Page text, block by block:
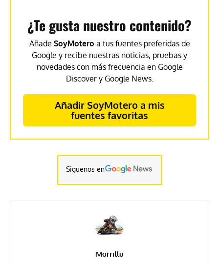
¿Te gusta nuestro contenido?
Añade SoyMotero a tus fuentes preferidas de
Google y recibe nuestras noticias, pruebas y
novedades con más frecuencia en Google
Discover y Google News.
Añadir SoyMotero a mis
fuentes favoritas
Siguenos en
Morrillu